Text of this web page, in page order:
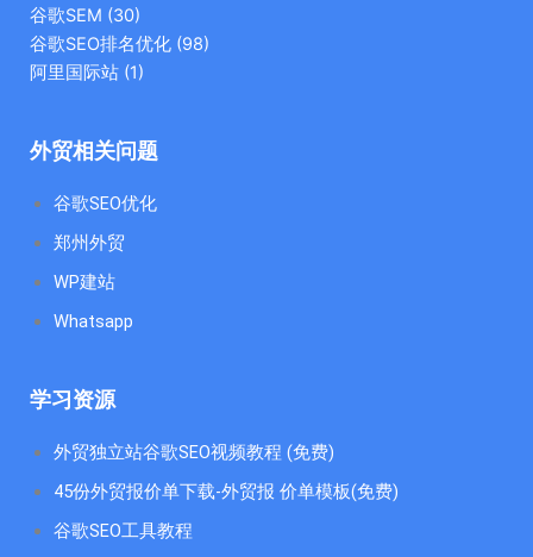
谷歌SEM (30)
谷歌SEO排名优化 (98)
阿里国际站 (1)
外贸相关问题
谷歌SEO优化
郑州外贸
WP建站
Whatsapp
学习资源
外贸独立站谷歌SEO视频教程 (免费)
45份外贸报价单下载-外贸报 价单模板(免费)
谷歌SEO工具教程